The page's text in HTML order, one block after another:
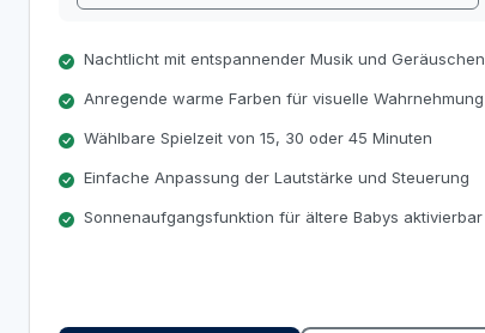
Nachtlicht mit entspannender Musik und Geräuschen
Anregende warme Farben für visuelle Wahrnehmung
Wählbare Spielzeit von 15, 30 oder 45 Minuten
Einfache Anpassung der Lautstärke und Steuerung
Sonnenaufgangsfunktion für ältere Babys aktivierbar